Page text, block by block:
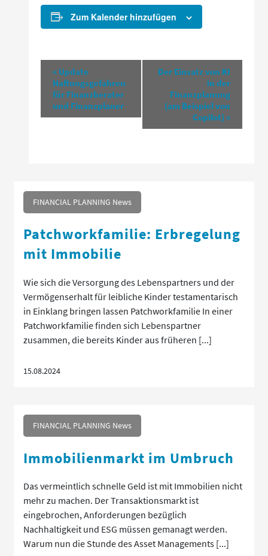
Zum Kalender hinzufügen
Veranstaltung-
Navigation
« Update
Haftungsgefahren
für Finanzberater
und Finanzplaner
Der Einsatz von KI
in der
Finanzplanung
(am Beispiel von
Copilot) »
FINANCIAL PLANNING News
Patchworkfamilie: Erbregelung
mit Immobilie
Wie sich die Versorgung des Lebenspartners und der
Vermögenserhalt für leibliche Kinder testamentarisch
in Einklang bringen lassen Patchworkfamilie In einer
Patchworkfamilie finden sich Lebenspartner
zusammen, die bereits Kinder aus früheren [...]
15.08.2024
FINANCIAL PLANNING News
Immobilienmarkt im Umbruch
Das vermeintlich schnelle Geld ist mit Immobilien nicht
mehr zu machen. Der Transaktionsmarkt ist
eingebrochen, Anforderungen bezüglich
Nachhaltigkeit und ESG müssen gemanagt werden.
Warum nun die Stunde des Asset Managements [...]